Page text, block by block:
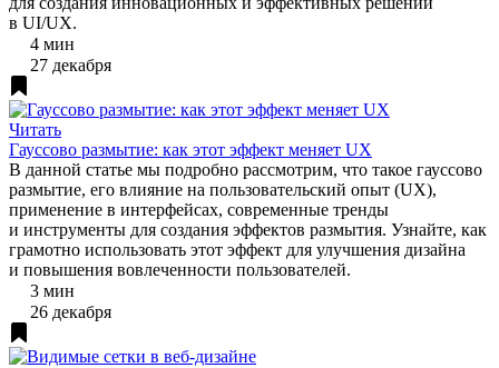
в UI/UX.
4 мин
27 декабря
Читать
Гауссово размытие: как этот эффект меняет UX
В данной статье мы подробно рассмотрим, что такое гауссово
размытие, его влияние на пользовательский опыт (UX),
применение в интерфейсах, современные тренды
и инструменты для создания эффектов размытия. Узнайте, как
грамотно использовать этот эффект для улучшения дизайна
и повышения вовлеченности пользователей.
3 мин
26 декабря